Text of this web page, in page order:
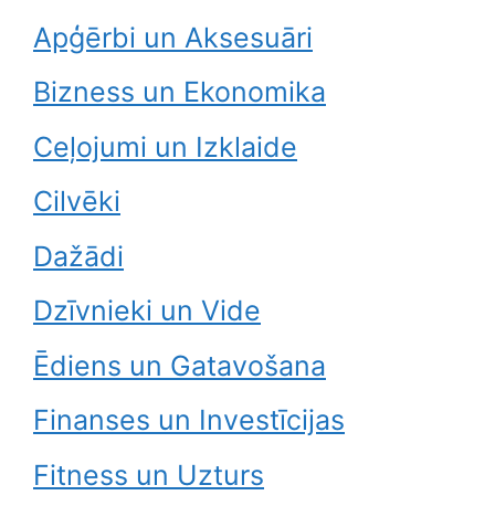
Apģērbi un Aksesuāri
Bizness un Ekonomika
Ceļojumi un Izklaide
Cilvēki
Dažādi
Dzīvnieki un Vide
Ēdiens un Gatavošana
Finanses un Investīcijas
Fitness un Uzturs